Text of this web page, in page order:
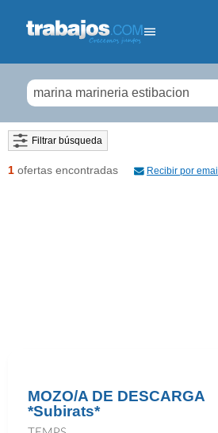
Filtrar búsqueda
1 ofertas encontradas Recibir por email
MOZO/A DE DESCARGA
*Subirats*